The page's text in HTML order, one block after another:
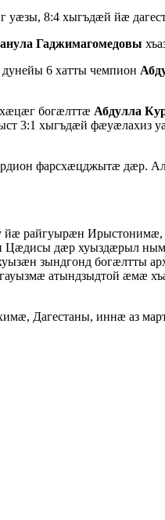
уæзы, 8:4 хыгъдæй йæ
Гаджимагомедовы
6 хатты чемпион
богæлттæ Абдулла
3:1 хыгъдæй
фарсхæцджытæ
райгуырæн
дæр хуыздæрыл
зындгонд богæлтты
атындзыдтой æмæ
Дагестаны, иннæ аз